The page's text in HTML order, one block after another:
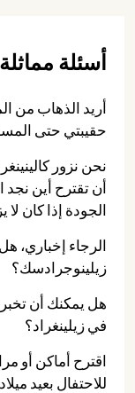
أسئلة مماثلة
أريد الذهاب من
حقيبتي حتى
نحن نزور
أن تقترح أين نجد
الجودة إذا كان
الرجاء إخباري،
زيلينوجرادسك؟
هل يمكنك أن
في زيلينغراد؟
للاحتفال بعيد